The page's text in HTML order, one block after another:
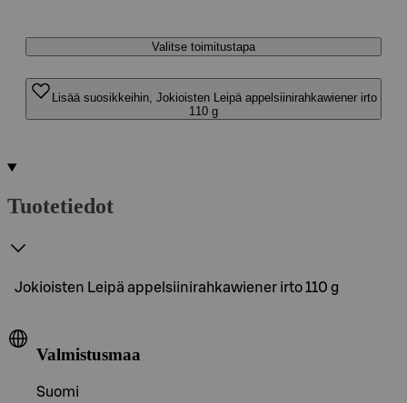
Valitse toimitustapa
Lisää suosikkeihin, Jokioisten Leipä appelsiinirahkawiener irto
110 g
Tuotetiedot
Jokioisten Leipä appelsiinirahkawiener irto 110 g
Valmistusmaa
Suomi